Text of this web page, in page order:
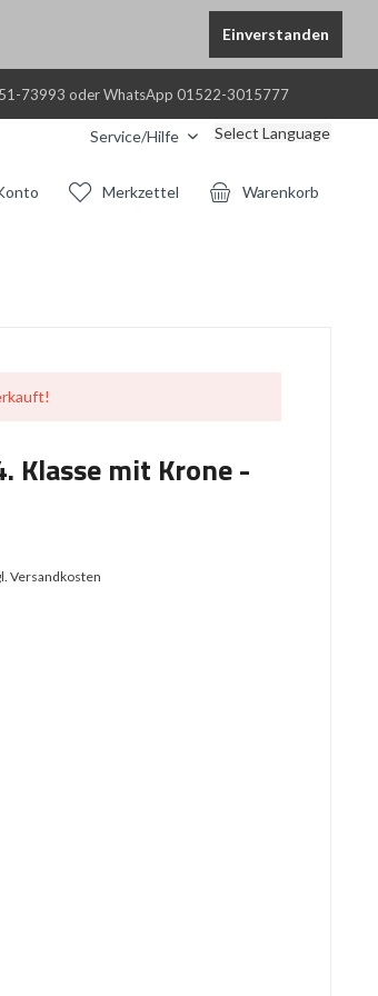
Einverstanden
73993 oder WhatsApp 01522-3015777
Service/Hilfe Select Language
Warenkorb
Merkzettel
Klasse mit Krone -
Versandkosten